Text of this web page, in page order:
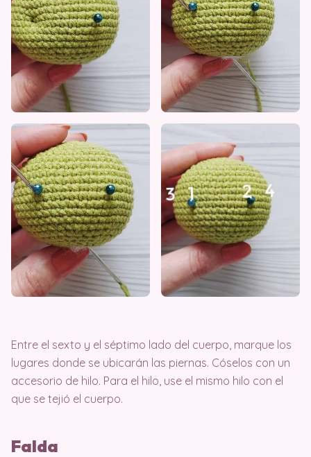
Entre el sexto y el séptimo lado del cuerpo, marque los
lugares donde se ubicarán las piernas. Cóselos con un
accesorio de hilo. Para el hilo, use el mismo hilo con el
que se tejió el cuerpo.
Falda